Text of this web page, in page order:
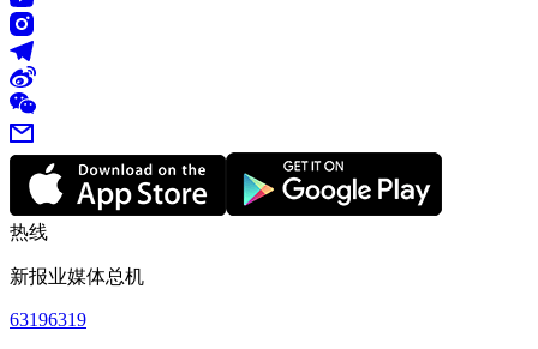
热线
新报业媒体总机
63196319